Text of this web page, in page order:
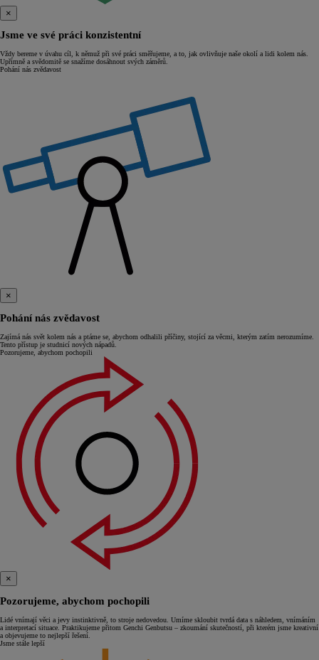
×
Jsme ve své práci konzistentní
Vždy bereme v úvahu cíl, k němuž při své práci směřujeme, a to, jak ovlivňuje naše okolí a lidi kolem nás.
Upřímně a svědomitě se snažíme dosáhnout svých záměrů.
Pohání nás zvědavost
×
Pohání nás zvědavost
Zajímá nás svět kolem nás a ptáme se, abychom odhalili příčiny, stojící za věcmi, kterým zatím nerozumíme.
Tento přístup je studnicí nových nápadů.
Pozorujeme, abychom pochopili
×
Pozorujeme, abychom pochopili
Lidé vnímají věci a jevy instinktivně, to stroje nedovedou. Umíme skloubit tvrdá data s náhledem, vnímáním
a interpretací situace. Praktikujeme přitom Genchi Genbutsu – zkoumání skutečností, při kterém jsme kreativní
a objevujeme to nejlepší řešení.
Jsme stále lepší